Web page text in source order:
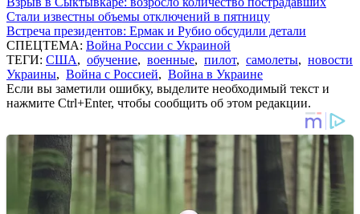
Стали известны объемы отключений в пятницу
Встреча президентов: Ермак и Рубио обсудили детали
СПЕЦТЕМА: Война России с Украиной
ТЕГИ: США, обучение, военные, пилот, самолеты, новости
Украины, Война с Россией, Война в Украине
Если вы заметили ошибку, выделите необходимый текст и
нажмите Ctrl+Enter, чтобы сообщить об этом редакции.